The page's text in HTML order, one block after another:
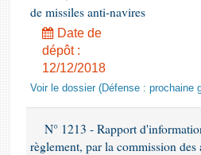
de missiles anti-navires
Date de
dépôt :
12/12/2018
Voir le dossier (Défense : prochaine
N° 1213 - Rapport
règlement, par la commission